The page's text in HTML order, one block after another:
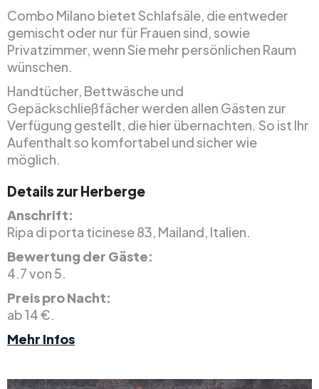
Combo Milano bietet Schlafsäle, die entweder
gemischt oder nur für Frauen sind, sowie
Privatzimmer, wenn Sie mehr persönlichen Raum
wünschen.
Handtücher, Bettwäsche und
Gepäckschließfächer werden allen Gästen zur
Verfügung gestellt, die hier übernachten. So ist Ihr
Aufenthalt so komfortabel und sicher wie
möglich.
Details zur Herberge
Anschrift:
Ripa di porta ticinese 83, Mailand, Italien.
Bewertung der Gäste:
4.7 von 5.
Preis pro Nacht:
ab 14 €.
Mehr Infos